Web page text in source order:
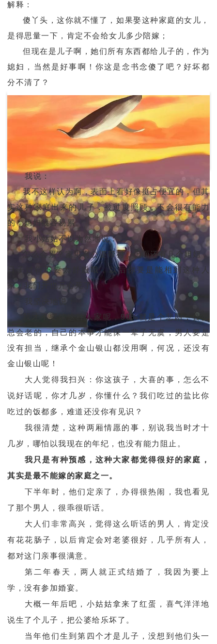
解释：
傻丫头，这你就不懂了，如果娶这种家庭的女儿，
是得思量一下，肯定不会给女儿多少陪嫁；
但现在是儿子啊，她们所有东西都给儿子的，作为
媳妇，当然是好事啊！你这是念书念傻了吧？好坏都
分不清了？
我说：
我不这样认为啊，表面上看好像挺占便宜的，但其
实这种家庭出来的儿子，被过度照顾，不会很有能力
的，媳妇很容易累。
我小姑姑不以为然地说：
怎么会累？家里有公婆帮衬，上面还有几个姐姐，
日子过得不要太舒服哦，以后你要是能相到这种人
家，我们开也开心死了。
我坚决地说：
我才不要嫁这种人家呢，90%就是个悲剧，公婆
总会老的，自己的本事才能保一辈子无虞，男人要是
没有担当，继承个金山银山都没用啊，何况，还没有
金山银山呢！
大人觉得我扫兴：你这孩子，大喜的事，怎么不
说好话呢，你才几岁，你懂什么？我们吃过的盐比你
吃过的饭都多，难道还没你有见识？
我很清楚，这种两厢情愿的事，别说我当时才十
几岁，哪怕以我现在的年纪，也没有能力阻止。
我只是有种预感，这种大家都觉得很好的家庭，
其实是最不能嫁的家庭之一。
下半年时，他们定亲了，办得很热闹，我也看见
了那个男人，很乖很听话。
大人们非常高兴，觉得这么听话的男人，肯定没
有花花肠子，以后肯定会对老婆很好，几乎所有人，
都对这门亲事很满意。
第二年春天，两人就正式结婚了，我因为要上
学，没有参加婚宴。
大概一年后吧，小姑姑拿来了红蛋，喜气洋洋地
说生了个儿子，把公婆给乐坏了。
当年他们生到第四个才是儿子，没想到他们头一